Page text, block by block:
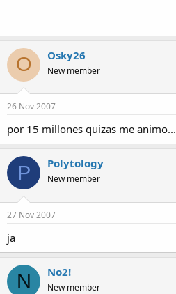
O Osky26
New member
26 Nov 2007
por 15 millones quizas me animo...
P Polytology
New member
27 Nov 2007
ja
N No2!
New member